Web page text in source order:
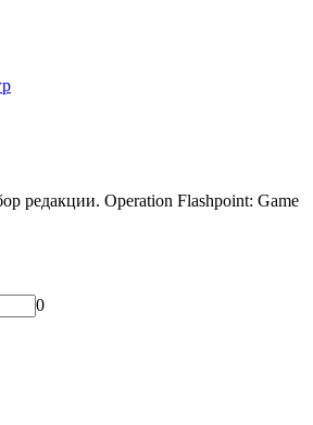
редакции. Operation Flashpoint: Game
0